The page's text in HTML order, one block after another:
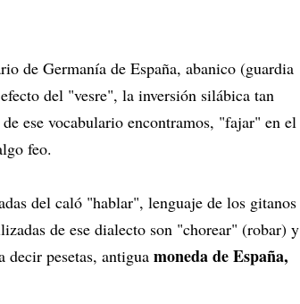
de Germanía de España, abanico (guardia
del "vesre", la inversión silábica tan
ese vocabulario encontramos, "fajar" en el
feo.
del caló "hablar", lenguaje de los gitanos
de ese dialecto son "chorear" (robar) y
decir pesetas, antigua moneda de España,